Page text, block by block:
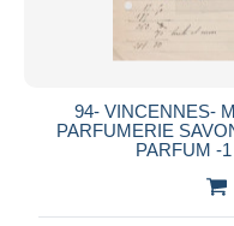
94- VINCENNES-
PARFUMERIE
PARFUM -